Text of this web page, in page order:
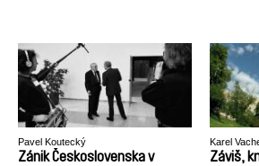
Pavel Koutecký
Zánik Československa v
Karel
Záviš,